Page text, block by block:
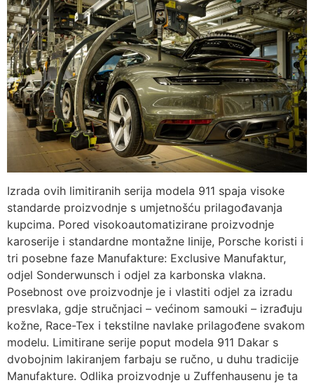
Izrada ovih limitiranih serija modela 911 spaja visoke
standarde proizvodnje s umjetnošću prilagođavanja
kupcima. Pored visokoautomatizirane proizvodnje
karoserije i standardne montažne linije, Porsche koristi i
tri posebne faze Manufakture: Exclusive Manufaktur,
odjel Sonderwunsch i odjel za karbonska vlakna.
Posebnost ove proizvodnje je i vlastiti odjel za izradu
presvlaka, gdje stručnjaci – većinom samouki – izrađuju
kožne, Race-Tex i tekstilne navlake prilagođene svakom
modelu. Limitirane serije poput modela 911 Dakar s
dvobojnim lakiranjem farbaju se ručno, u duhu tradicije
Manufakture. Odlika proizvodnje u Zuffenhausenu je ta